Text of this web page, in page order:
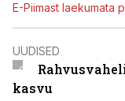
E-Piimast laekumata
UUDISED
kasvu